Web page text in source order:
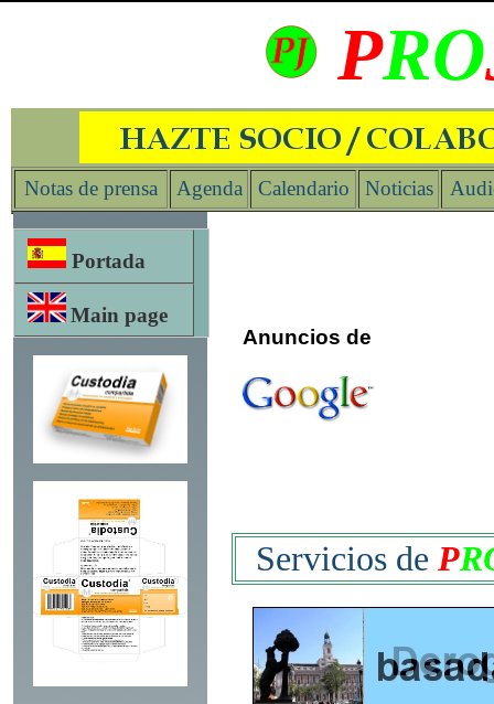
PRO
Notas de prensa Agenda Calendario Noticias
Portada
Main page
Anuncios de
Servicios de P